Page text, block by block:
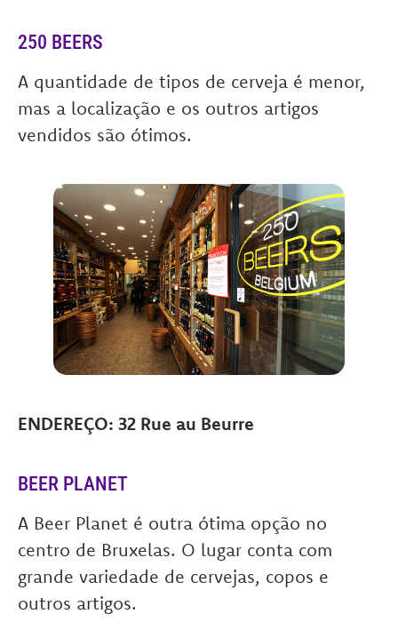
250 BEERS
A quantidade de tipos de cerveja é menor,
mas a localização e os outros artigos
vendidos são ótimos.
ENDEREÇO: 32 Rue au Beurre
BEER PLANET
A Beer Planet é outra ótima opção no
centro de Bruxelas. O lugar conta com
grande variedade de cervejas, copos e
outros artigos.